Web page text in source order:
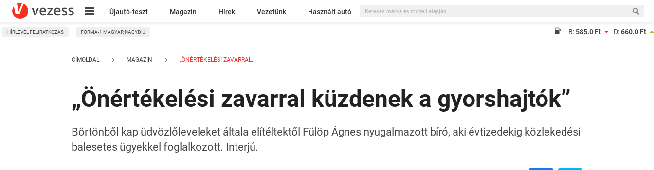
Újautó-teszt Magazin Hírek Vezetünk Használt autó
Kresz
HÍRLEVÉL FELIRATKOZÁS FORMA-1 MAGYAR NAGYDÍJ B:585.0 Ft D:660.0 Ft
CÍMOLDAL MAGAZIN „ÖNÉRTÉKELÉSI ZAVARRAL...
„Önértékelési zavarral küzdenek a gyorshajtók”
Börtönből kap üdvözlőleveleket általa elítéltektől Fülöp Ágnes nyugalmazott bíró, aki évtizedekig közlekedési
balesetes ügyekkel foglalkozott. Interjú.